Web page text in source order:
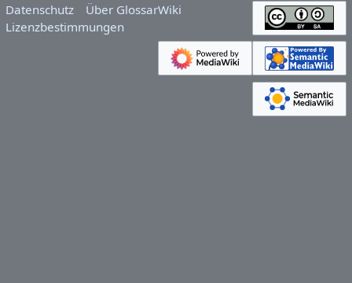
Datenschutz
Über GlossarWiki
Lizenzbestimmungen